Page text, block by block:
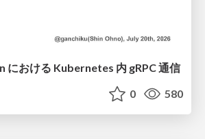
における Kubernetes 内 gRPC 通信
0 580